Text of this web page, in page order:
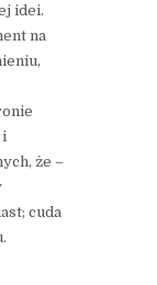
idei.
na
że –
cuda